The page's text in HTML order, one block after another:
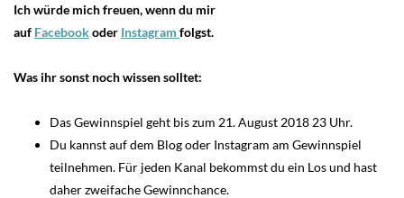
Ich würde mich freuen, wenn du mir
auf Facebook oder Instagram folgst.
Was ihr sonst noch wissen solltet:
Das Gewinnspiel geht bis zum 21. August 2018 23 Uhr.
Du kannst auf dem Blog oder Instagram am Gewinnspiel
teilnehmen. Für jeden Kanal bekommst du ein Los und hast
daher zweifache Gewinnchance.